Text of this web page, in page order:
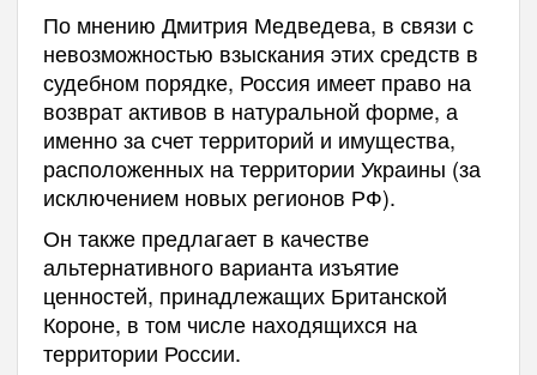
По мнению Дмитрия Медведева, в связи с
невозможностью взыскания этих средств в
судебном порядке, Россия имеет право на
возврат активов в натуральной форме, а
именно за счет территорий и имущества,
расположенных на территории Украины (за
исключением новых регионов РФ).
Он также предлагает в качестве
альтернативного варианта изъятие
ценностей, принадлежащих Британской
Короне, в том числе находящихся на
территории России.